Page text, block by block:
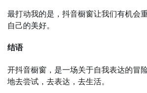
最打动我的是，抖音橱窗让我们有机会
自己的美好。
结语
开抖音橱窗，是一场关于自我表达的冒
地去尝试，去表达，去生活。